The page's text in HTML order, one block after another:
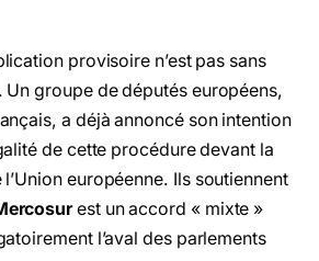
provisoire n’est pas sans
Un groupe de députés européens,
a déjà annoncé son intention
de cette procédure devant la
européenne. Ils soutiennent
est un accord « mixte »
l’aval des parlements